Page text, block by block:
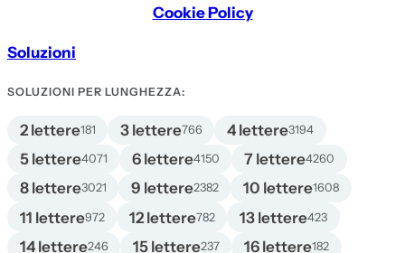
Cookie Policy
Soluzioni
SOLUZIONI PER LUNGHEZZA:
2 lettere181 3 lettere766 4 lettere3194
5 lettere4071 6 lettere4150 7 lettere4260
8 lettere3021 9 lettere2382 10 lettere1608
11 lettere972 12 lettere782 13 lettere423
14 lettere246 15 lettere237 16 lettere182